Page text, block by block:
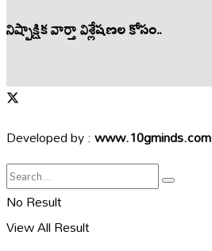
నిష్పాక్షిక వార్తా విశ్లేషణల కోసం..
Developed by :www.10gminds.com
No Result
View All Result